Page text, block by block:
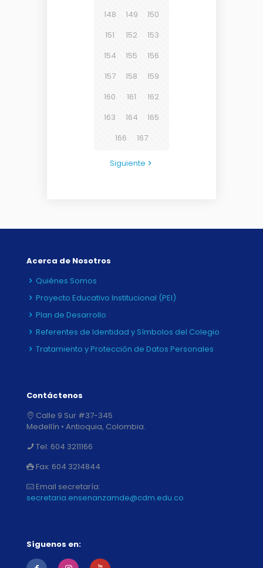
148
149
150
151
152
153
154
155
156
157
158
159
160
161
162
163
164
165
166
167
Siguiente
Acerca de Nosotros
Quiénes Somos
Proyecto Educativo Institucional (PEI)
Plan de Desarrollo
Referentes de Identidad y Símbolos del Colegio
Tratamiento y Protección de Datos Personales
Contáctenos
Calle 9 Sur #37-345
Medellín • Antioquia, Colombia.
Tel: 604 3211166
Fax: 604 3214844
Email secretaría:
secretaria.ensenanzamde@cdm.edu.co
Síguenos en: